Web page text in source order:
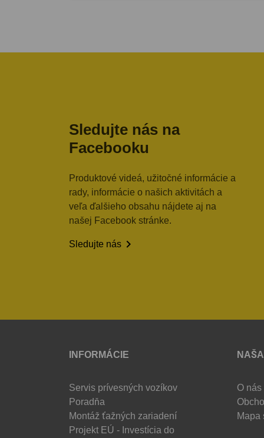
Sledujte nás na
Facebooku
Produktové videá, užitočné informácie a
rady, informácie o našich aktivitách a
veľa ďalšieho obsahu nájdete aj na
našej Facebook stránke.
Sledujte nás 
INFORMÁCIE
Servis prívesných vozíkov
Poradňa
Montáž ťažných zariadení
Projekt EÚ - Investícia do
O nás
Mapa